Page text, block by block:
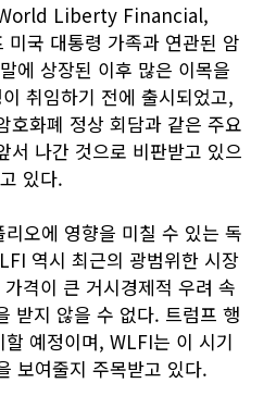
Liberty Financial,
국 대통령 가족과 연관된 암
에 상장된 이후 많은 이목을
취임하기 전에 출시되었고,
호화폐 정상 회담과 같은 주요
서 나간 것으로 비판받고 있으
있다.
오에 영향을 미칠 수 있는 독
역시 최근의 광범위한 시장
격이 큰 거시경제적 우려 속
받지 않을 수 없다. 트럼프 행
예정이며, WLFI는 이 시기
보여줄지 주목받고 있다.